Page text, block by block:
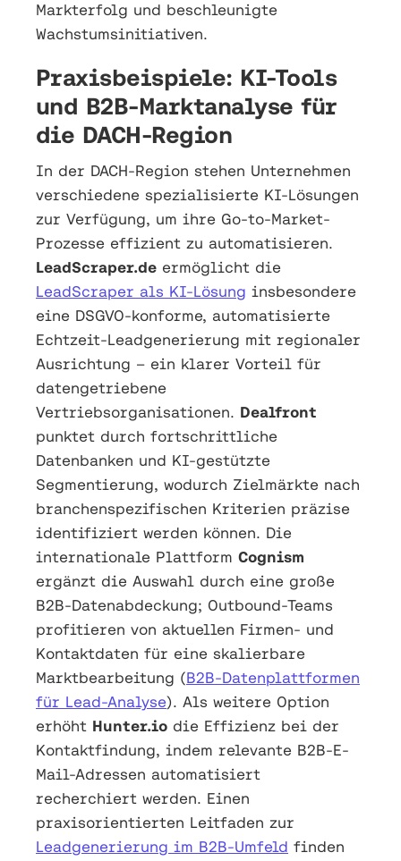
Markterfolg und beschleunigte
Wachstumsinitiativen.
Praxisbeispiele: KI-Tools
und B2B-Marktanalyse für
die DACH-Region
In der DACH-Region stehen Unternehmen
verschiedene spezialisierte KI-Lösungen
zur Verfügung, um ihre Go-to-Market-
Prozesse effizient zu automatisieren.
LeadScraper.de ermöglicht die
LeadScraper als KI-Lösung insbesondere
eine DSGVO-konforme, automatisierte
Echtzeit-Leadgenerierung mit regionaler
Ausrichtung – ein klarer Vorteil für
datengetriebene
Vertriebsorganisationen. Dealfront
punktet durch fortschrittliche
Datenbanken und KI-gestützte
Segmentierung, wodurch Zielmärkte nach
branchenspezifischen Kriterien präzise
identifiziert werden können. Die
internationale Plattform Cognism
ergänzt die Auswahl durch eine große
B2B-Datenabdeckung; Outbound-Teams
profitieren von aktuellen Firmen- und
Kontaktdaten für eine skalierbare
Marktbearbeitung (B2B-Datenplattformen
für Lead-Analyse). Als weitere Option
erhöht Hunter.io die Effizienz bei der
Kontaktfindung, indem relevante B2B-E-
Mail-Adressen automatisiert
recherchiert werden. Einen
praxisorientierten Leitfaden zur
Leadgenerierung im B2B-Umfeld finden